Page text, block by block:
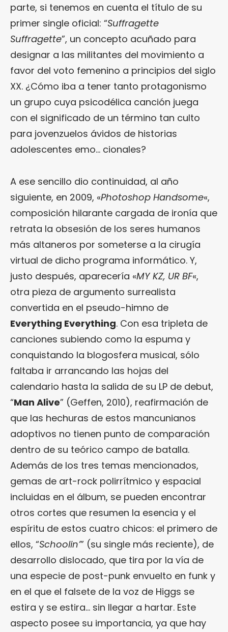
parte, si tenemos en cuenta el título de su
primer single oficial: “Suffragette
Suffragette”, un concepto acuñado para
designar a las militantes del movimiento a
favor del voto femenino a principios del siglo
XX. ¿Cómo iba a tener tanto protagonismo
un grupo cuya psicodélica canción juega
con el significado de un término tan culto
para jovenzuelos ávidos de historias
adolescentes emo… cionales?
A ese sencillo dio continuidad, al año
siguiente, en 2009, «Photoshop Handsome«,
composición hilarante cargada de ironía que
retrata la obsesión de los seres humanos
más altaneros por someterse a la cirugía
virtual de dicho programa informático. Y,
justo después, aparecería «MY KZ, UR BF«,
otra pieza de argumento surrealista
convertida en el pseudo-himno de
Everything Everything. Con esa tripleta de
canciones subiendo como la espuma y
conquistando la blogosfera musical, sólo
faltaba ir arrancando las hojas del
calendario hasta la salida de su LP de debut,
“Man Alive” (Geffen, 2010), reafirmación de
que las hechuras de estos mancunianos
adoptivos no tienen punto de comparación
dentro de su teórico campo de batalla.
Además de los tres temas mencionados,
gemas de art-rock polirrítmico y espacial
incluidas en el álbum, se pueden encontrar
otros cortes que resumen la esencia y el
espíritu de estos cuatro chicos: el primero de
ellos, “Schoolin’” (su single más reciente), de
desarrollo dislocado, que tira por la vía de
una especie de post-punk envuelto en funk y
en el que el falsete de la voz de Higgs se
estira y se estira… sin llegar a hartar. Este
aspecto posee su importancia, ya que hay